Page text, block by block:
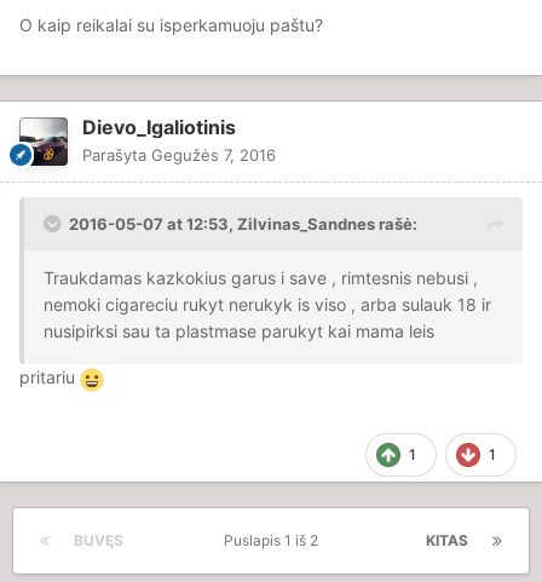
O kaip reikalai su isperkamuoju paštu?
Dievo_Igaliotinis
Parašyta Gegužės 7, 2016
2016-05-07 at 12:53, Zilvinas_Sandnes rašė:
Traukdamas kazkokius garus i save , rimtesnis nebusi ,
nemoki cigareciu rukyt nerukyk is viso , arba sulauk 18 ir
nusipirksi sau ta plastmase parukyt kai mama leis
pritariu
1 1
BUVĘS KITAS
Puslapis 1 iš 2